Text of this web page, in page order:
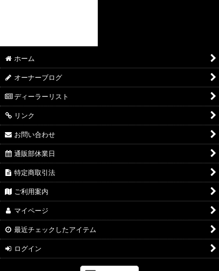
ホーム
オーナーブログ
ディーラーリスト
リンク
お問い合わせ
通販部休業日
特定商取引法
ご利用案内
マイページ
最近チェックしたアイテム
ログイン